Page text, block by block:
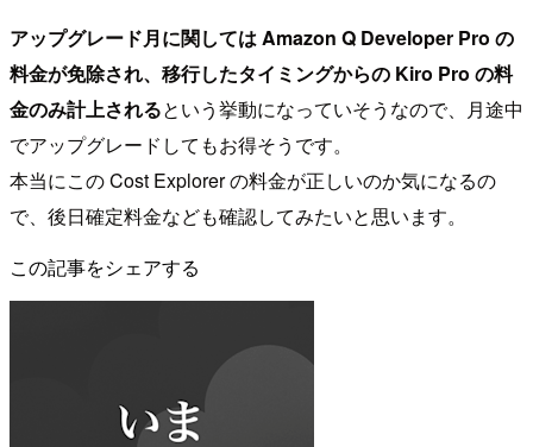
アップグレード月に関しては Amazon Q Developer Pro の
料金が免除され、移行したタイミングからの Kiro Pro の料
金のみ計上されるという挙動になっていそうなので、月途中
でアップグレードしてもお得そうです。
本当にこの Cost Explorer の料金が正しいのか気になるの
で、後日確定料金なども確認してみたいと思います。
この記事をシェアする